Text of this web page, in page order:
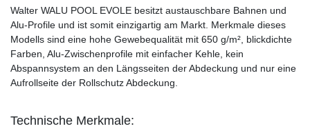
Walter WALU POOL EVOLE besitzt austauschbare Bahnen und
Alu-Profile und ist somit einzigartig am Markt. Merkmale dieses
Modells sind eine hohe Gewebequalität mit 650 g/m², blickdichte
Farben, Alu-Zwischenprofile mit einfacher Kehle, kein
Abspannsystem an den Längsseiten der Abdeckung und nur eine
Aufrollseite der Rollschutz Abdeckung.
Technische Merkmale: